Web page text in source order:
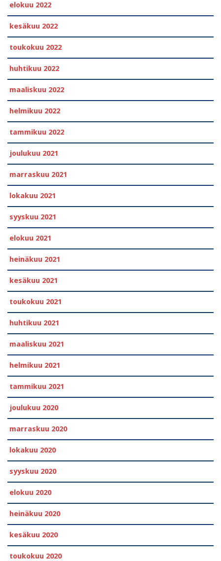
elokuu 2022
kesäkuu 2022
toukokuu 2022
huhtikuu 2022
maaliskuu 2022
helmikuu 2022
tammikuu 2022
joulukuu 2021
marraskuu 2021
lokakuu 2021
syyskuu 2021
elokuu 2021
heinäkuu 2021
kesäkuu 2021
toukokuu 2021
huhtikuu 2021
maaliskuu 2021
helmikuu 2021
tammikuu 2021
joulukuu 2020
marraskuu 2020
lokakuu 2020
syyskuu 2020
elokuu 2020
heinäkuu 2020
kesäkuu 2020
toukokuu 2020